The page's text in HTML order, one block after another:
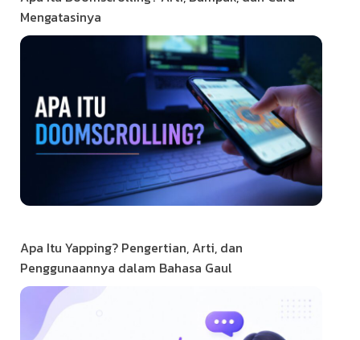
Mengatasinya
Apa Itu Yapping? Pengertian, Arti, dan
Penggunaannya dalam Bahasa Gaul